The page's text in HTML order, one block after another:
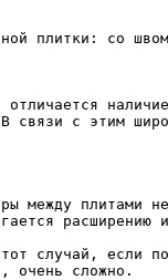
плитки: со
отличается
связи с этим
между плитами
расширению
случай, если
очень сложно.